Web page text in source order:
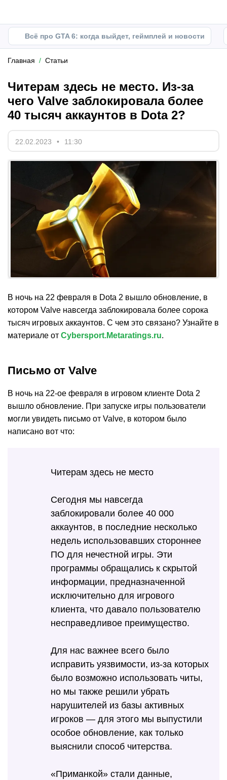
Всё про GTA 6: когда выйдет, геймплей и новости
Главная Статьи
Читерам здесь не место. Из-за
чего Valve заблокировала более
40 тысяч аккаунтов в Dota 2?
22.02.2023 11:30
В ночь на 22 февраля в Dota 2 вышло обновление, в
котором Valve навсегда заблокировала более сорока
тысяч игровых аккаунтов. С чем это связано? Узнайте в
материале от Cybersport.Metaratings.ru.
Письмо от Valve
В ночь на 22-ое февраля в игровом клиенте Dota 2
вышло обновление. При запуске игры пользователи
могли увидеть письмо от Valve, в котором было
написано вот что:
Читерам здесь не место
Сегодня мы навсегда
заблокировали более 40 000
аккаунтов, в последние несколько
недель использовавших стороннее
ПО для нечестной игры. Эти
программы обращались к скрытой
информации, предназначенной
исключительно для игрового
клиента, что давало пользователю
несправедливое преимущество.
Для нас важнее всего было
исправить уязвимости, из-за которых
было возможно использовать читы,
но мы также решили убрать
нарушителей из базы активных
игроков — для этого мы выпустили
особое обновление, как только
выяснили способ читерства.
«Приманкой» стали данные,